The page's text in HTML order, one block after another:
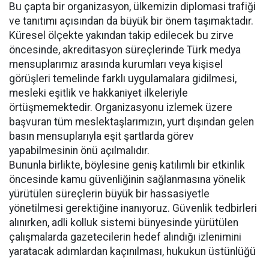
Bu çapta bir organizasyon, ülkemizin diplomasi trafiği
ve tanıtımı açısından da büyük bir önem taşımaktadır.
Küresel ölçekte yakından takip edilecek bu zirve
öncesinde, akreditasyon süreçlerinde Türk medya
mensuplarımız arasında kurumları veya kişisel
görüşleri temelinde farklı uygulamalara gidilmesi,
mesleki eşitlik ve hakkaniyet ilkeleriyle
örtüşmemektedir. Organizasyonu izlemek üzere
başvuran tüm meslektaşlarımızın, yurt dışından gelen
basın mensuplarıyla eşit şartlarda görev
yapabilmesinin önü açılmalıdır.
Bununla birlikte, böylesine geniş katılımlı bir etkinlik
öncesinde kamu güvenliğinin sağlanmasına yönelik
yürütülen süreçlerin büyük bir hassasiyetle
yönetilmesi gerektiğine inanıyoruz. Güvenlik tedbirleri
alınırken, adli kolluk sistemi bünyesinde yürütülen
çalışmalarda gazetecilerin hedef alındığı izlenimini
yaratacak adımlardan kaçınılması, hukukun üstünlüğü